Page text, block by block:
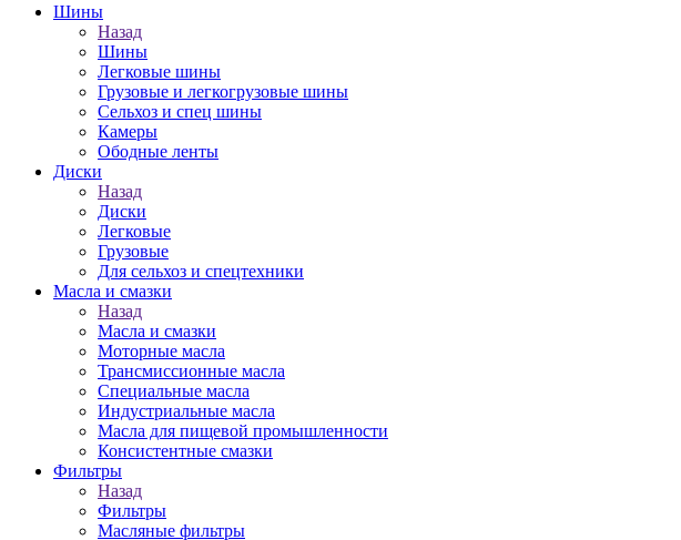
Шины
Назад
Шины
Легковые шины
Грузовые и легкогрузовые шины
Сельхоз и спец шины
Камеры
Ободные ленты
Диски
Назад
Диски
Легковые
Грузовые
Для сельхоз и спецтехники
Масла и смазки
Назад
Масла и смазки
Моторные масла
Трансмиссионные масла
Специальные масла
Индустриальные масла
Масла для пищевой промышленности
Консистентные смазки
Фильтры
Назад
Фильтры
Масляные фильтры